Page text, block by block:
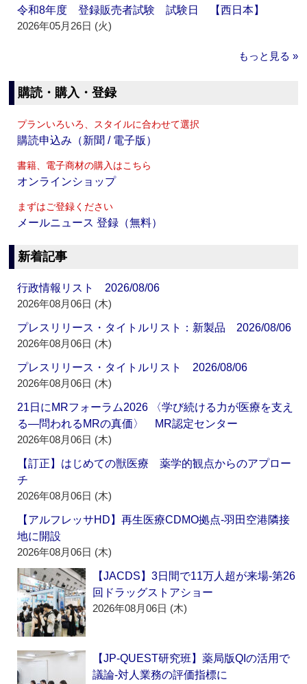
令和8年度 登録販売者試験 試験日 【西日本】
2026年05月26日 (火)
もっと見る »
購読・購入・登録
プランいろいろ、スタイルに合わせて選択
購読申込み（新聞 / 電子版）
書籍、電子商材の購入はこちら
オンラインショップ
まずはご登録ください
メールニュース 登録（無料）
新着記事
行政情報リスト 2026/08/06
2026年08月06日 (木)
プレスリリース・タイトルリスト：新製品 2026/08/06
2026年08月06日 (木)
プレスリリース・タイトルリスト 2026/08/06
2026年08月06日 (木)
21日にMRフォーラム2026 〈学び続ける力が医療を支え
る―問われるMRの真価〉 MR認定センター
2026年08月06日 (木)
【訂正】はじめての獣医療 薬学的観点からのアプロー
チ
2026年08月06日 (木)
【アルフレッサHD】再生医療CDMO拠点‐羽田空港隣接
地に開設
2026年08月06日 (木)
【JACDS】3日間で11万人超が来場‐第26
回ドラッグストアショー
2026年08月06日 (木)
【JP-QUEST研究班】薬局版QIの活用で
議論‐対人業務の評価指標に